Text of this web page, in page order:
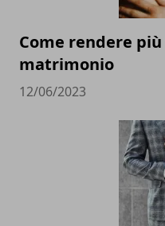
Come rendere
matrimonio
12/06/2023